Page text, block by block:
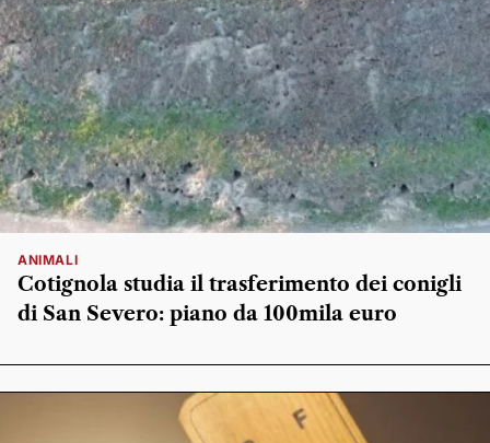
ANIMALI
Cotignola studia il trasferimento dei conigli
di San Severo: piano da 100mila euro